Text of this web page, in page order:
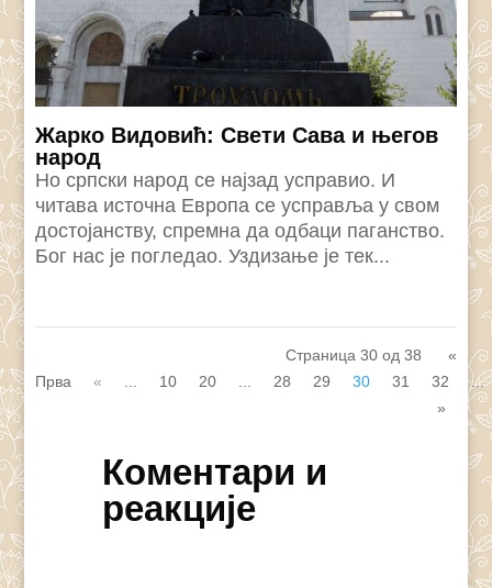
Жарко Видовић: Свети Сава и његов
народ
Но српски народ се најзад усправио. И
читава источна Европа се усправља у свом
достојанству, спремна да одбаци паганство.
Бог нас је погледао. Уздизање је тек...
Страница 30 од 38
«
Прва
« 10 20 28 29 30 31 32
...
»
Коментари и
реакције